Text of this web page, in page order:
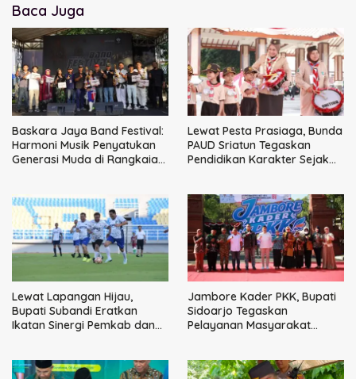
Baca Juga
Baskara Jaya Band Festival:
Harmoni Musik Penyatukan
Generasi Muda di Rangkaian
Lewat Pesta Prasiaga, Bunda
PAUD Sriatun Tegaskan
Pendidikan Karakter Sejak
Lewat Lapangan Hijau,
Bupati Subandi Eratkan
Ikatan Sinergi Pemkab dan
Jambore Kader PKK, Bupati
Sidoarjo Tegaskan
Pelayanan Masyarakat